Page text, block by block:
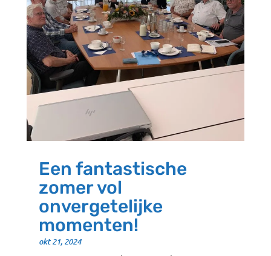
Een fantastische
zomer vol
onvergetelijke
momenten!
okt 21, 2024